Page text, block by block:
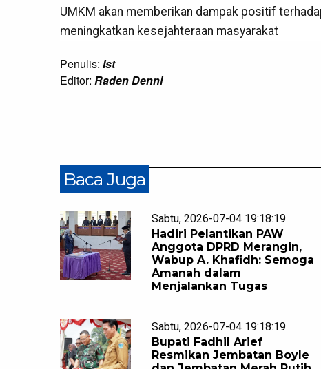
UMKM akan memberikan dampak positif
meningkatkan kesejahteraan masyarakat
Penulis: Ist
Editor: Raden Denni
Baca Juga
Sabtu, 2026-07-04 19:18:19
Hadiri Pelantikan PAW
Anggota DPRD Merangin,
Wabup A. Khafidh: Semoga
Amanah dalam
Menjalankan Tugas
Sabtu, 2026-07-04 19:18:19
Bupati Fadhil Arief
Resmikan Jembatan Boyle